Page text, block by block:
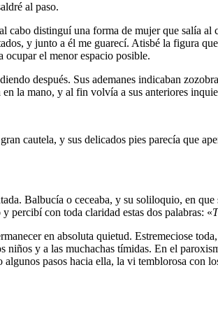
al paso.
distinguí una forma de mujer que salía
y junto a él me guarecí. Atisbé la figura
ocupar el menor espacio posible.
después. Sus ademanes indicaban
la mano, y al fin volvía a sus anteriores
cautela, y sus delicados pies parecía que
Balbucía o ceceaba, y su soliloquio, en que
percibí con toda claridad estas dos palabras: «
en absoluta quietud. Estremeciose
y a las muchachas tímidas. En el
pasos hacia ella, la vi temblorosa con